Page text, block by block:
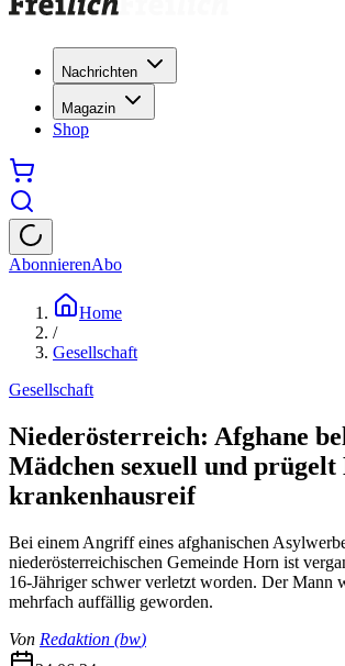
Nachrichten
Magazin
Shop
AbonnierenAbo
Home
/
Gesellschaft
Gesellschaft
Niederösterreich: Afghane
Mädchen sexuell und prügelt
krankenhausreif
Bei einem Angriff eines afghanischen
niederösterreichischen Gemeinde Horn ist
16-Jähriger schwer verletzt worden. Der Mann
mehrfach auffällig geworden.
Von Redaktion (bw)